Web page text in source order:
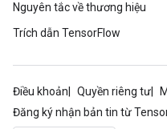
Nguyên tắc về thương hiệu
Trích dẫn TensorFlow
Điều khoản Quyền riêng tư
Đăng ký nhận bản tin từ